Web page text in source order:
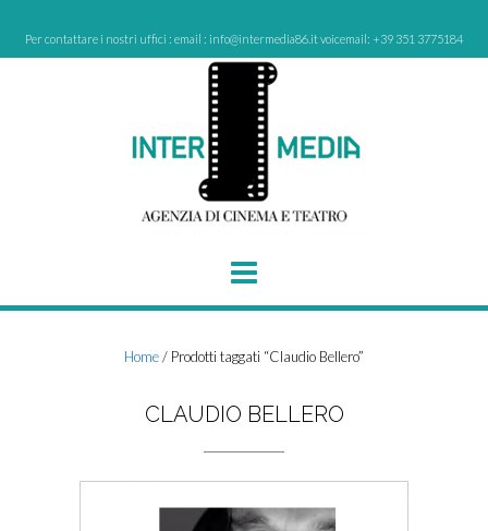
content
Per contattare i nostri uffici : email : info@intermedia86.it voicemail: +39 351 3775184
Home/ Prodotti taggati “Claudio Bellero”
CLAUDIO BELLERO